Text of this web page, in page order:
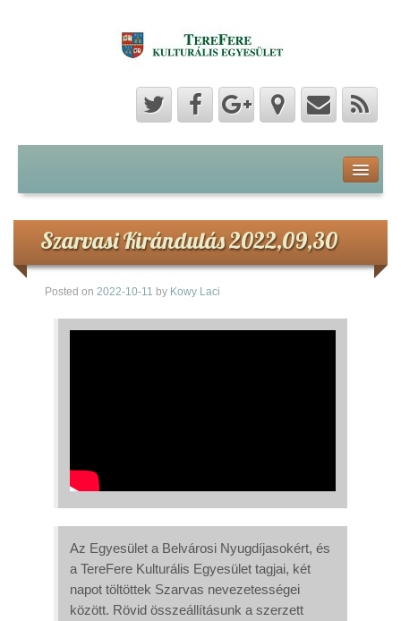
Hozzászólások
Hírek
Képek
Kapcsolat
Szarvasi Kirándulás 2022,09,30
Posted on 2022-10-11 by Kowy Laci
Az Egyesület a Belvárosi Nyugdíjasokért, és
a TereFere Kulturális Egyesület tagjai, két
napot töltöttek Szarvas nevezetességei
között. Rövid összeállításunk a szerzett